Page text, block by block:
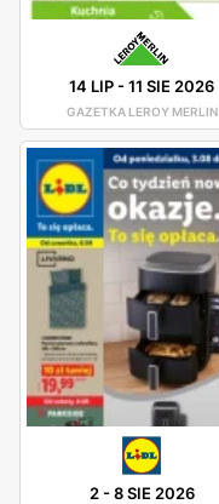
14 LIP-11 SIE 2026
GAZETKA LEROY MERLIN
2-8 SIE 2026